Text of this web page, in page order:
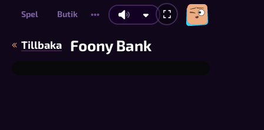
Spel Butik •••
Tillbaka Foony Bank